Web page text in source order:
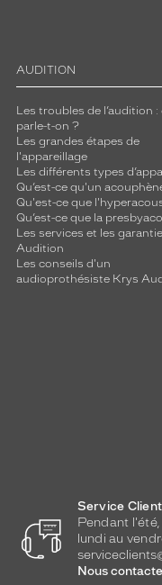
AUDITION
Les troubles de l’audition :
parle-t-on ?
Les grandes étapes de
l'appareillage
Les différents types
Qu’est-ce qu'un
Qu'est-ce que
Qu’est-ce que la
Les services et les
Audition
Les conseils d'un
audioprothésiste Krys
Service
Pendant
lundi au
Nous